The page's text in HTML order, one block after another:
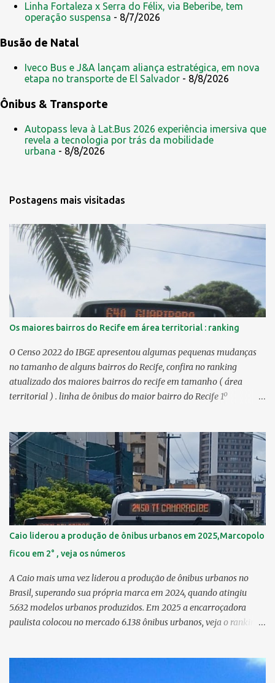
Linha Fortaleza x Serra do Félix, via Beberibe, tem
operação suspensa - 8/7/2026
Busão de Natal
Iveco Bus e J&A lançam aliança estratégica, em nova
etapa no transporte de El Salvador - 8/8/2026
Ônibus & Transporte
Autopass leva à Lat.Bus 2026 experiência imersiva que
revela a tecnologia por trás da mobilidade
urbana - 8/8/2026
Postagens mais visitadas
Os maiores bairros do Recife em área territorial : ranking
O Censo 2022 do IBGE apresentou algumas pequenas mudanças
no tamanho de alguns bairros do Recife, confira no ranking
atualizado dos maiores bairros do recife em tamanho ( área
territorial ) . linha de ônibus do maior bairro do Recife 1º
Curado 7,98 km² 5º Boa Viagem 7,76 km² > no Censo 2010 : 7,53
km² 6º Imbiribeira 6,65 km² > no Censo 2010 : 6,66 km² 7º Pina
6,29 km² 8º Dois Irmãos 5,85 km² 9º Barro 4,54 km² 10º Iputinga
4,33 km² > no Censo 2010 : 4,34 km² 11º Cohab 4,33 km² > no
Censo 2010: 4,26 km² 12º Passarinho 4,06 km² 13º Santo Amaro
3,80 km² 14º Afogados 3,69 km² 15º Cordeiro 3,40 km² 16º São José
3,26 km² 17º Dois Unidos 3,12 km² 18...
Caio liderou a produção de ônibus urbanos em 2025,Marcopolo
ficou em 2° , veja os números
A Caio mais uma vez liderou a produção de ônibus urbanos no
Brasil, superando sua própria marca em 2024, quando atingiu
5.632 modelos urbanos produzidos. Em 2025 a encarroçadora
paulista colocou no mercado 6.138 ônibus urbanos, veja o ranking